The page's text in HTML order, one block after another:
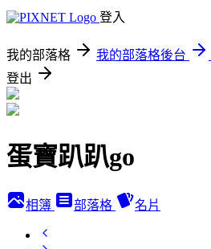
登入
我的部落格 我的部落格後台
登出
蛋寶趴趴go
相簿 部落格 名片